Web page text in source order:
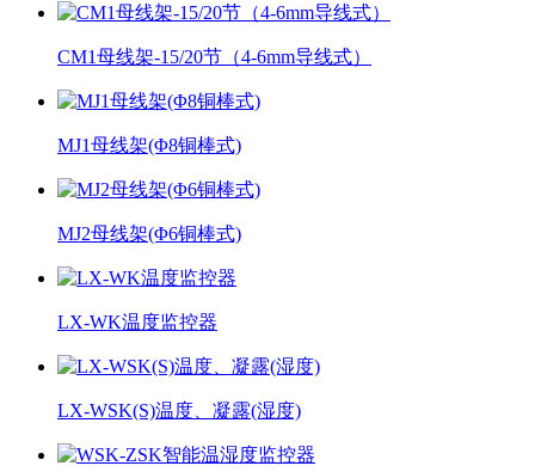
CM1母线架-15/20节（4-6mm导线式）
MJ1母线架(Φ8铜棒式)
MJ2母线架(Φ6铜棒式)
LX-WK温度监控器
LX-WSK(S)温度、凝露(湿度)